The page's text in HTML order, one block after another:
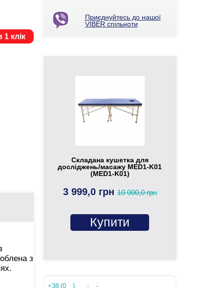
клік
з
Приєднуйтесь до нашої
VIBER спільноти
Складана кушетка для
досліджень/масажу MED1-K01
(MED1-K01)
3 999,0 грн10 000,0 грн
Купити